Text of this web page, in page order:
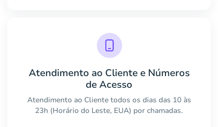
Atendimento ao Cliente e Números
de Acesso
Atendimento ao Cliente todos os dias das 10 às
23h (Horário do Leste, EUA) por chamadas.